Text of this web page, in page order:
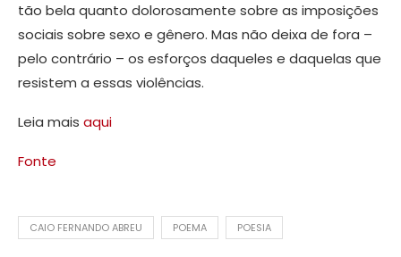
tão bela quanto dolorosamente sobre as imposições
sociais sobre sexo e gênero. Mas não deixa de fora –
pelo contrário – os esforços daqueles e daquelas que
resistem a essas violências.
Leia mais aqui
Fonte
CAIO FERNANDO ABREU POEMA POESIA